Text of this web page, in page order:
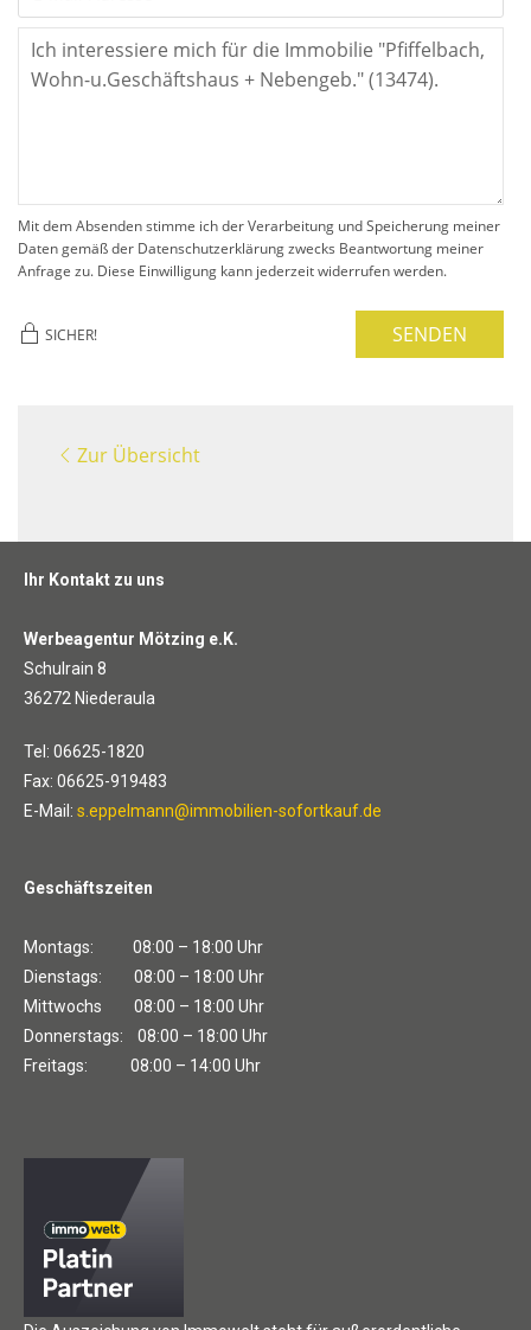
Mit dem Absenden stimme ich der Verarbeitung und Speicherung meiner
Daten gemäß der Datenschutzerklärung zwecks Beantwortung meiner
Anfrage zu. Diese Einwilligung kann jederzeit widerrufen werden.
SICHER! SENDEN
Zur Übersicht
Ihr Kontakt zu uns
Werbeagentur Mötzing e.K.
Schulrain 8
36272 Niederaula
Tel: 06625-1820
Fax: 06625-919483
E-Mail: s.eppelmann@immobilien-sofortkauf.de
Geschäftszeiten
Montags: 08:00 – 18:00 Uhr
Dienstags: 08:00 – 18:00 Uhr
Mittwochs 08:00 – 18:00 Uhr
Donnerstags: 08:00 – 18:00 Uhr
Freitags: 08:00 – 14:00 Uhr